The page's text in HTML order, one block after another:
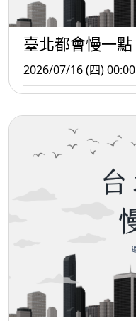
臺北都會慢一點
2026/07/16 (四) 00:00